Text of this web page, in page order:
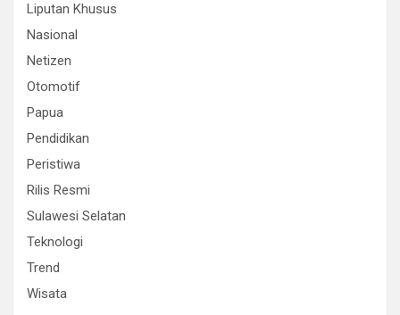
Liputan Khusus
Nasional
Netizen
Otomotif
Papua
Pendidikan
Peristiwa
Rilis Resmi
Sulawesi Selatan
Teknologi
Trend
Wisata